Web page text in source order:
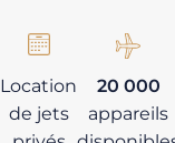
Location
de jets
20 000
appareils